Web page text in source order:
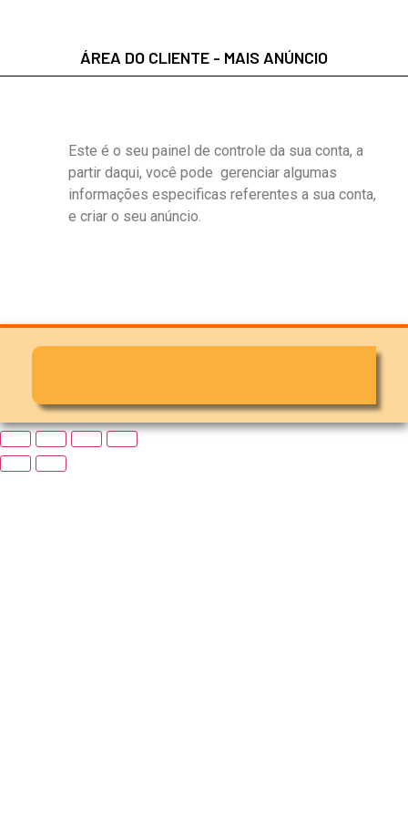
ÁREA DO CLIENTE - MAIS ANÚNCIO
Este é o seu painel de controle da sua conta, a
partir daqui, você pode gerenciar algumas
informações especificas referentes a sua conta,
e criar o seu anúncio.